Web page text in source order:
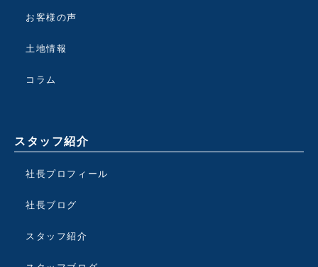
お客様の声
土地情報
コラム
スタッフ紹介
社長プロフィール
社長ブログ
スタッフ紹介